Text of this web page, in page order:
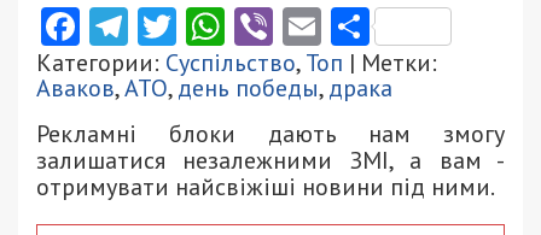
Facebook
Telegram
Twitter
WhatsApp
ViberEmail
Категории: Суспільство,Топ | Метки:
Аваков,АТО,день победы,драка
Рекламні блоки дають нам змогу
залишатися незалежними ЗМІ, а вам -
отримувати найсвіжіші новини під ними.